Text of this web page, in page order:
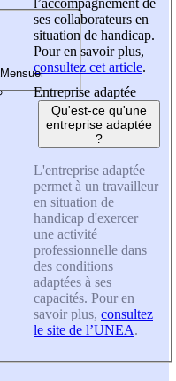
l’accompagnement de
ses collaborateurs en
situation de handicap.
Pour en savoir plus,
consultez cet article.
Entreprise adaptée
Qu'est-ce qu'une
entreprise adaptée
?
L'entreprise adaptée
permet à un travailleur
en situation de
handicap d'exercer
une activité
professionnelle dans
des conditions
adaptées à ses
capacités. Pour en
savoir plus, consultez
le site de l’UNEA.